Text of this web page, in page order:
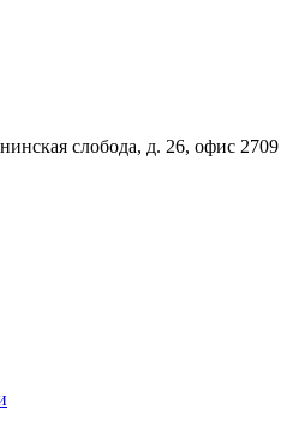
слобода, д. 26, офис 2709